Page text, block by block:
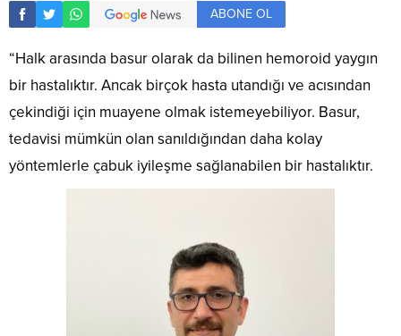
ABONE OL
“Halk arasında basur olarak da bilinen hemoroid yaygın
bir hastalıktır. Ancak birçok hasta utandığı ve acısından
çekindiği için muayene olmak istemeyebiliyor. Basur,
tedavisi mümkün olan sanıldığından daha kolay
yöntemlerle çabuk iyileşme sağlanabilen bir hastalıktır.